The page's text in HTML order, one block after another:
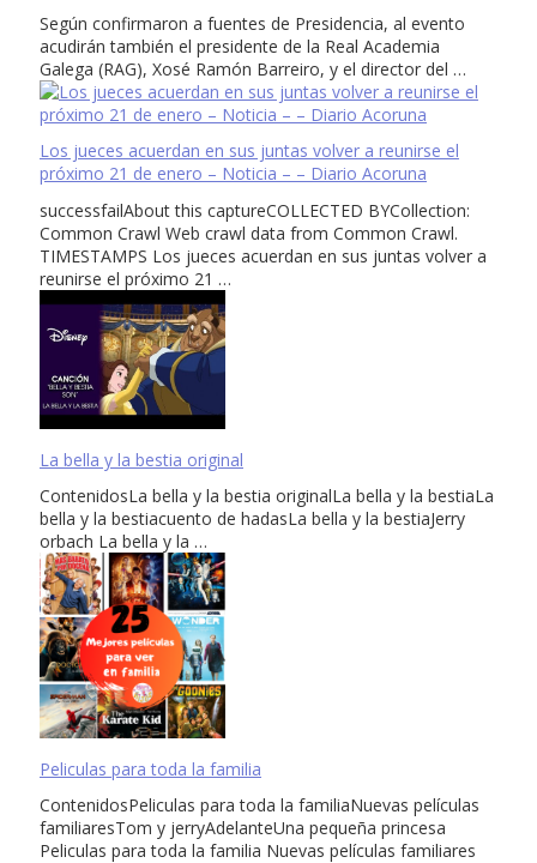
Según confirmaron a fuentes de Presidencia, al evento
acudirán también el presidente de la Real Academia
Galega (RAG), Xosé Ramón Barreiro, y el director del …
Los jueces acuerdan en sus juntas volver a reunirse el
próximo 21 de enero – Noticia – – Diario Acoruna
successfailAbout this captureCOLLECTED BYCollection:
Common Crawl Web crawl data from Common Crawl.
TIMESTAMPS Los jueces acuerdan en sus juntas volver a
reunirse el próximo 21 …
La bella y la bestia original
ContenidosLa bella y la bestia originalLa bella y la bestiaLa
bella y la bestiacuento de hadasLa bella y la bestiaJerry
orbach La bella y la …
Peliculas para toda la familia
ContenidosPeliculas para toda la familiaNuevas películas
familiaresTom y jerryAdelanteUna pequeña princesa
Peliculas para toda la familia Nuevas películas familiares